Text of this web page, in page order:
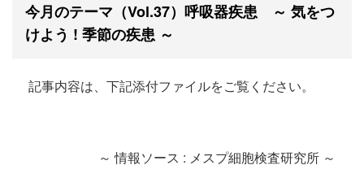
今月のテーマ（Vol.37）呼吸器疾患 ～ 気をつ
けよう ! 季節の疾患 ～
記事内容は、下記添付ファイルをご覧ください。
～ 情報ソース : メスプ細胞検査研究所 ～